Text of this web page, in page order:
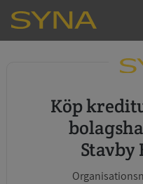
Köp kreditupplysning och
Stavby